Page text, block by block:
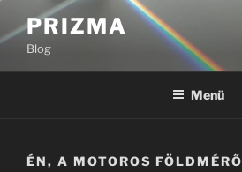
Tartalomhoz
PRIZMA
Blog
Menü
ÉN, A MOTOROS FÖLDMÉRŐ